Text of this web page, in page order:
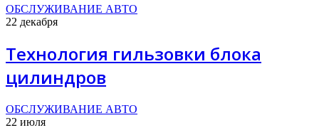
ОБСЛУЖИВАНИЕ АВТО
22 декабря
Технология гильзовки блока
цилиндров
ОБСЛУЖИВАНИЕ АВТО
22 июля